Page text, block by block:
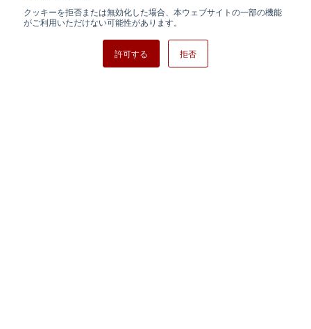
クッキーを拒否または無効化した場合、本ウェブサイトの一部の機能
がご利用いただけない可能性があります。
許可する 拒否
日清紡ホールディングス
Copyright ⓒ Nisshinbo Micro Devices Inc. All Rights Reserved.